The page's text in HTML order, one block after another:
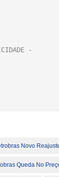
Novo
Queda No